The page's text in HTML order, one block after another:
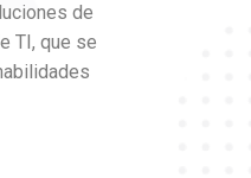
de
TI, que se